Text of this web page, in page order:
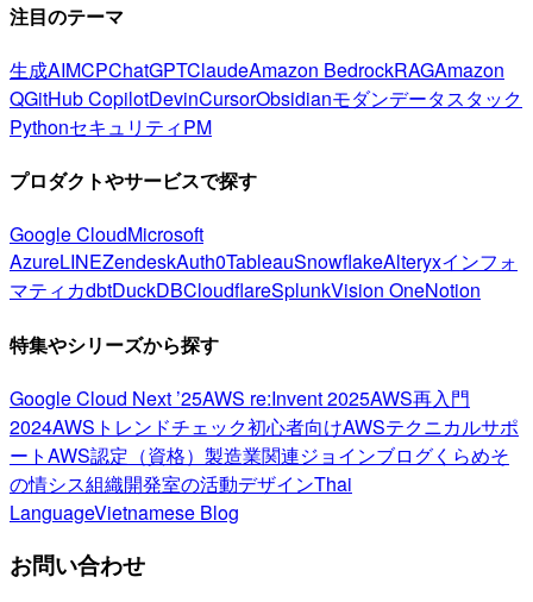
注目のテーマ
生成AIMCPChatGPTClaudeAmazon BedrockRAGAmazon
QGitHub CopilotDevinCursorObsidianモダンデータスタック
PythonセキュリティPM
プロダクトやサービスで探す
Google CloudMicrosoft
AzureLINEZendeskAuth0TableauSnowflakeAlteryxインフォ
マティカdbtDuckDBCloudflareSplunkVision OneNotion
特集やシリーズから探す
Google Cloud Next ’25AWS re:Invent 2025AWS再入門
2024AWSトレンドチェック初心者向けAWSテクニカルサポ
ートAWS認定（資格） 製造業関連ジョインブログくらめそ
の情シス組織開発室の活動デザインThai
LanguageVietnamese Blog
お問い合わせ